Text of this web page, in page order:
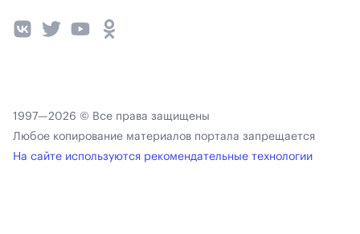
1997—2026 © Все права защищены
Любое копирование материалов портала запрещается
На сайте используются рекомендательные технологии